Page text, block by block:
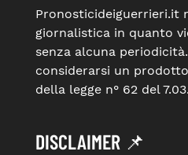
Pronosticideiguerrieri.it
giornalistica in quanto
senza alcuna
considerarsi un
della legge n° 62 del
DISCLAIMER 📌